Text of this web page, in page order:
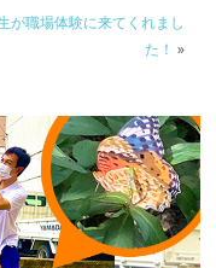
が職場体験に来てくれまし
た！ »